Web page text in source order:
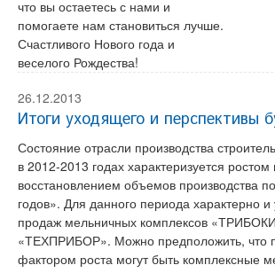
что вы остаетесь с нами и
помогаете нам становиться лучше.
Счастливого Нового года и
веселого Рождества!
26.12.2013
Итоги уходящего и перспективы
Состояние отрасли производства
в 2012-2013 годах характеризуется ростом
восстановлением объемов производства
годов». Для данного периода характерно
продаж мельничных комплексов
«ТЕХПРИБОР». Можно предположить, что
фактором роста могут быть комплексные